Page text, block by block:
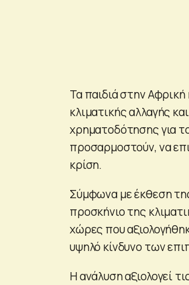
Τα παιδιά στην
κλιματικής αλλαγής
χρηματοδότησης για
προσαρμοστούν, να
κρίση.
Σύμφωνα με έκθεση
προσκήνιο της
χώρες που
υψηλό κίνδυνο των
Η ανάλυση αξιολογεί